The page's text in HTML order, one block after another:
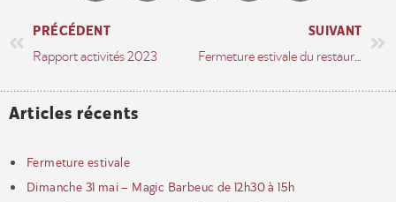
PRÉCÉDENT
Rapport activités 2023
SUIVANT
Fermeture estivale du restaurant – reprise le 4 septembre
Articles récents
Fermeture estivale
Dimanche 31 mai – Magic Barbeuc de 12h30 à 15h